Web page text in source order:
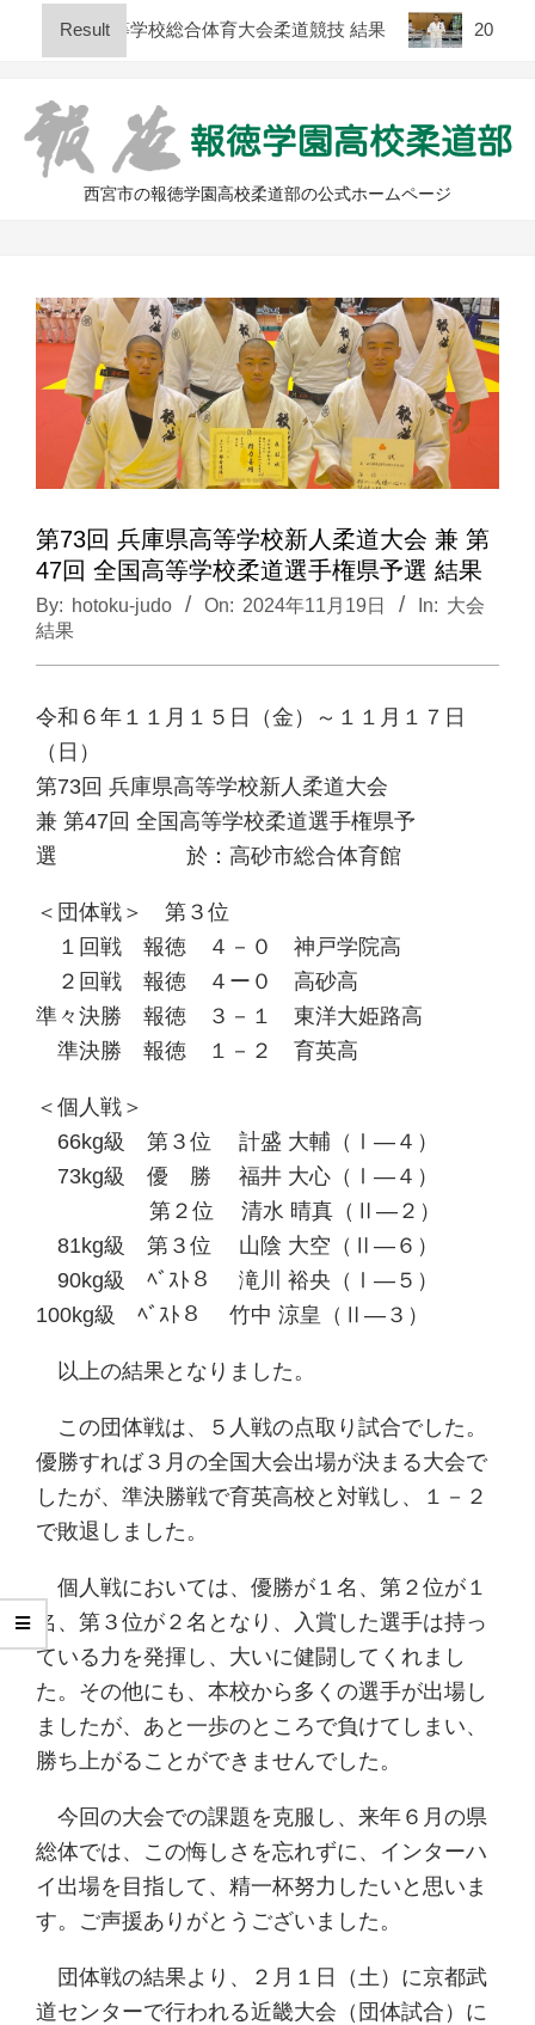
Result
庫県高等学校総合体育大会柔道競技 結果 2026年度
西宮市の報徳学園高校柔道部の公式ホームページ
Menu
第73回 兵庫県高等学校新人柔道大会 兼 第
47回 全国高等学校柔道選手権県予選 結果
By: hotoku-judo On: 2024年11月19日 In: 大会
結果
令和６年１１月１５日（金）～１１月１７日
（日）
第73回 兵庫県高等学校新人柔道大会
兼 第47回 全国高等学校柔道選手権県予
選 於：高砂市総合体育館
＜団体戦＞ 第３位
１回戦 報徳 ４－０ 神戸学院高
２回戦 報徳 ４ー０ 高砂高
準々決勝 報徳 ３－１ 東洋大姫路高
準決勝 報徳 １－２ 育英高
＜個人戦＞
66kg級 第３位 計盛 大輔（Ⅰ―４）
73kg級 優 勝 福井 大心（Ⅰ―４）
第２位 清水 晴真（Ⅱ―２）
81kg級 第３位 山陰 大空（Ⅱ―６）
90kg級 ﾍﾞｽﾄ８ 滝川 裕央（Ⅰ―５）
100kg級 ﾍﾞｽﾄ８ 竹中 涼皇（Ⅱ―３）
以上の結果となりました。
この団体戦は、５人戦の点取り試合でした。
優勝すれば３月の全国大会出場が決まる大会で
したが、準決勝戦で育英高校と対戦し、１－２
で敗退しました。
個人戦においては、優勝が１名、第２位が１
名、第３位が２名となり、入賞した選手は持っ
ている力を発揮し、大いに健闘してくれまし
た。その他にも、本校から多くの選手が出場し
ましたが、あと一歩のところで負けてしまい、
勝ち上がることができませんでした。
今回の大会での課題を克服し、来年６月の県
総体では、この悔しさを忘れずに、インターハ
イ出場を目指して、精一杯努力したいと思いま
す。ご声援ありがとうございました。
団体戦の結果より、２月１日（土）に京都武
道センターで行われる近畿大会（団体試合）に